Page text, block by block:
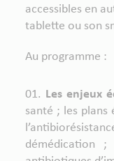
accessibles en
tablette ou son
Au programme :
Les enjeux
santé ; les
démédication